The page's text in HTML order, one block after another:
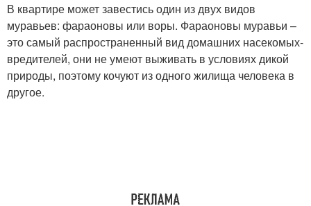
В квартире может завестись один из двух видов
муравьев: фараоновы или воры. Фараоновы муравьи –
это самый распространенный вид домашних насекомых-
вредителей, они не умеют выживать в условиях дикой
природы, поэтому кочуют из одного жилища человека в
другое.